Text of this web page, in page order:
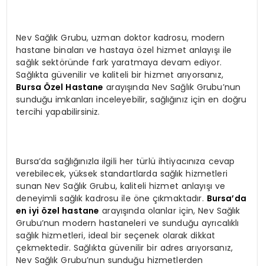
Nev Sağlık Grubu, uzman doktor kadrosu, modern
hastane binaları ve hastaya özel hizmet anlayışı ile
sağlık sektöründe fark yaratmaya devam ediyor.
Sağlıkta güvenilir ve kaliteli bir hizmet arıyorsanız,
Bursa Özel Hastane arayışında Nev Sağlık Grubu’nun
sunduğu imkanları inceleyebilir, sağlığınız için en doğru
tercihi yapabilirsiniz.
Bursa’da sağlığınızla ilgili her türlü ihtiyacınıza cevap
verebilecek, yüksek standartlarda sağlık hizmetleri
sunan Nev Sağlık Grubu, kaliteli hizmet anlayışı ve
deneyimli sağlık kadrosu ile öne çıkmaktadır. Bursa’da
en iyi özel hastane arayışında olanlar için, Nev Sağlık
Grubu’nun modern hastaneleri ve sunduğu ayrıcalıklı
sağlık hizmetleri, ideal bir seçenek olarak dikkat
çekmektedir. Sağlıkta güvenilir bir adres arıyorsanız,
Nev Sağlık Grubu’nun sunduğu hizmetlerden